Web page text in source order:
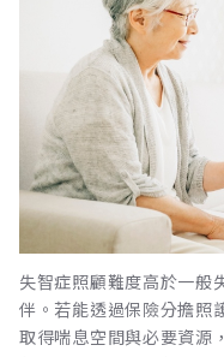
失智症照顧難度高於一般
伴。若能透過保險分擔照
取得喘息空間與必要資源